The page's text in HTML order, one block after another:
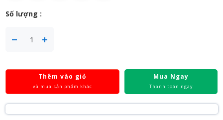
Số lượng :
Thêm vào giỏ
và mua sản phẩm khác
Mua Ngay
Thanh toán ngay